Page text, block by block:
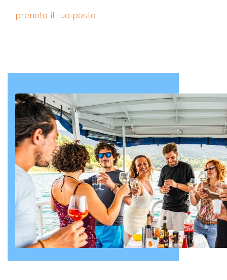
prenota il tuo posto